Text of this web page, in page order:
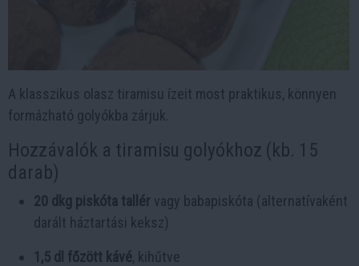
A klasszikus olasz tiramisu ízeit most praktikus, könnyen
formázható golyókba zárjuk.
Hozzávalók a tiramisu golyókhoz (kb. 15
darab)
20 dkg piskóta tallér vagy babapiskóta (alternatívaként
darált háztartási keksz)
1,5 dl főzött kávé, kihűtve